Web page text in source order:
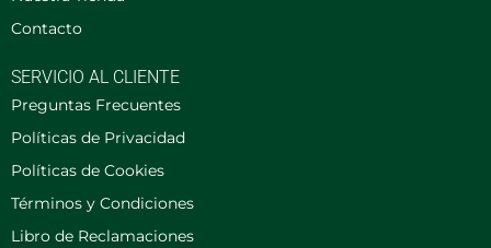
Contacto
SERVICIO AL CLIENTE
Preguntas Frecuentes
Políticas de Privacidad
Políticas de Cookies
Términos y Condiciones
Libro de Reclamaciones